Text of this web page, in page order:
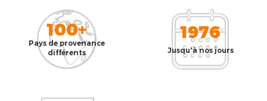
100+
Pays de provenance
différents
1976
Jusqu'à nos jours